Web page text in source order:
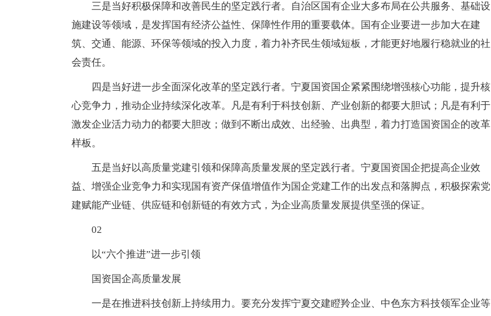
三是当好积极保障和改善民生的坚定践行者。自治区国有企业大多布局在公共服务、基础设
施建设等领域，是发挥国有经济公益性、保障性作用的重要载体。国有企业要进一步加大在建
筑、交通、能源、环保等领域的投入力度，着力补齐民生领域短板，才能更好地履行稳就业的社
会责任。
四是当好进一步全面深化改革的坚定践行者。宁夏国资国企紧紧围绕增强核心功能，提升核
心竞争力，推动企业持续深化改革。凡是有利于科技创新、产业创新的都要大胆试；凡是有利于
激发企业活力动力的都要大胆改；做到不断出成效、出经验、出典型，着力打造国资国企的改革
样板。
五是当好以高质量党建引领和保障高质量发展的坚定践行者。宁夏国资国企把提高企业效
益、增强企业竞争力和实现国有资产保值增值作为国企党建工作的出发点和落脚点，积极探索党
建赋能产业链、供应链和创新链的有效方式，为企业高质量发展提供坚强的保证。
02
以“六个推进”进一步引领
国资国企高质量发展
一是在推进科技创新上持续用力。要充分发挥宁夏交建瞪羚企业、中色东方科技领军企业等